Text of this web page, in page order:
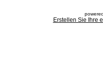
Erstellen Sie Ihre